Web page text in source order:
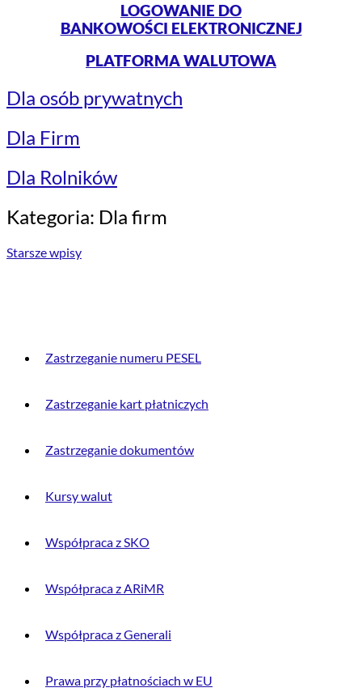
LOGOWANIE DO
BANKOWOŚCI ELEKTRONICZNEJ
PLATFORMA WALUTOWA
Dla osób prywatnych
Dla Firm
Dla Rolników
Kategoria: Dla firm
Nawigacja
Starsze wpisy
Zastrzeganie numeru PESEL
Zastrzeganie kart płatniczych
Zastrzeganie dokumentów
Kursy walut
Współpraca z SKO
Współpraca z ARiMR
Współpraca z Generali
Prawa przy płatnościach w EU